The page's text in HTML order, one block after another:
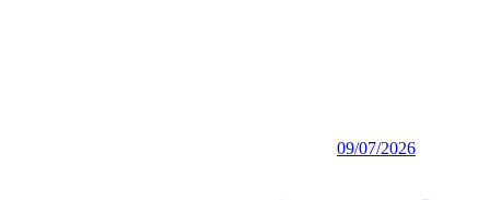
09/07/2026